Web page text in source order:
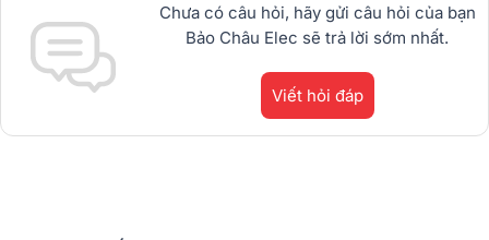
Chưa có câu hỏi, hãy gửi câu hỏi của bạn
Bảo Châu Elec sẽ trả lời sớm nhất.
Viết hỏi đáp